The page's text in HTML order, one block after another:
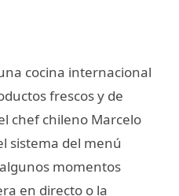
cocina internacional
frescos y de
chef chileno Marcelo
sistema del menú
momentos
en directo o la